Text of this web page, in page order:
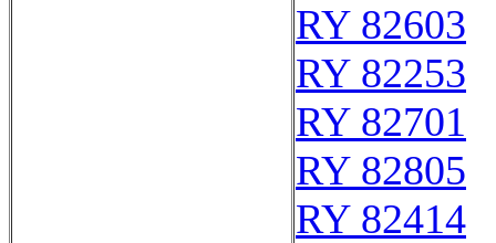
RY 82603
RY 82253
RY 82701
RY 82805
RY 82414